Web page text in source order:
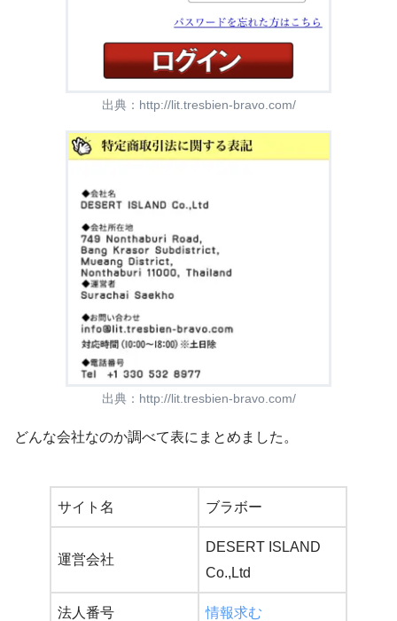
出典： http://lit.tresbien-bravo.com/
出典： http://lit.tresbien-bravo.com/
どんな会社なのか調べて表にまとめました。
サイト名 ブラボー
運営会社
DESERT ISLAND
Co.,Ltd
法人番号 情報求む